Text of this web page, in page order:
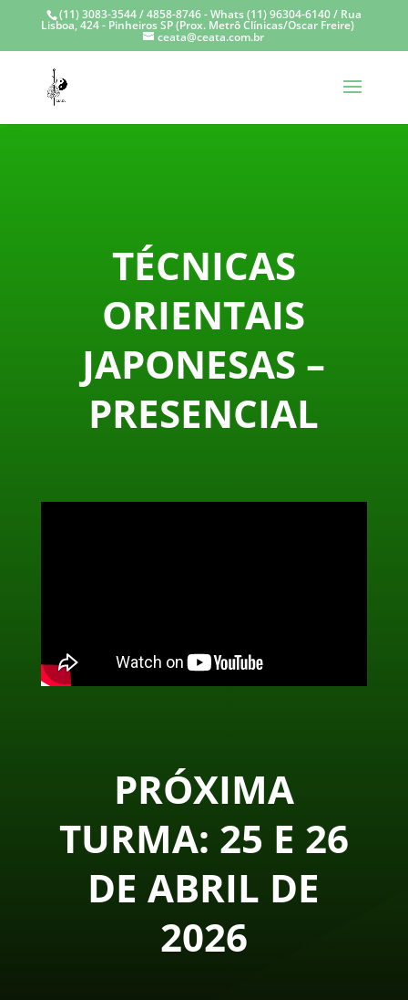
(11) 3083-3544 / 4858-8746 - Whats (11) 96304-6140 / Rua
Lisboa, 424 - Pinheiros SP (Prox. Metrô Clínicas/Oscar Freire)
ceata@ceata.com.br
TÉCNICAS
ORIENTAIS
JAPONESAS –
PRESENCIAL
PRÓXIMA
TURMA: 25 E 26
DE ABRIL DE
2026